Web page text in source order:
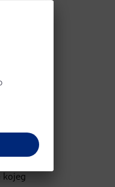
a
kojeg